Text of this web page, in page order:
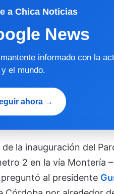
a Chica Noticias
News
informado con la
y el mundo.
ahora →
la inauguración del
2 en la vía Montería
al presidente